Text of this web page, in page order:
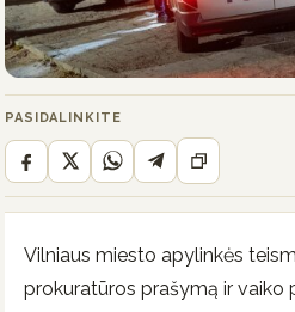
PASIDALINKITE
Vilniaus miesto apylinkės
prokuratūros prašymą ir vaiko